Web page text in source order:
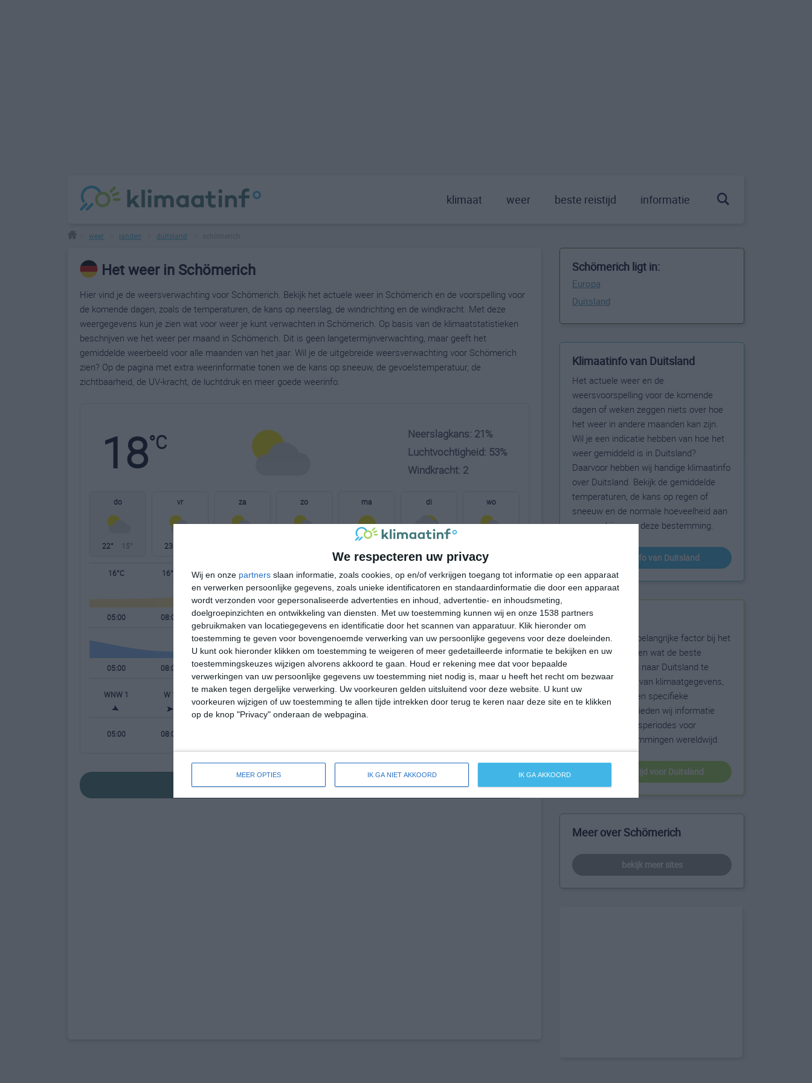
We respecteren uw privacy
Wij en onze partners slaan informatie, zoals cookies, op en/of verkrijgen toegang tot informatie op een apparaat
en verwerken persoonlijke gegevens, zoals unieke identificatoren en standaardinformatie die door een apparaat
wordt verzonden voor gepersonaliseerde advertenties en inhoud, advertentie- en inhoudsmeting,
doelgroepinzichten en ontwikkeling van diensten.
Met uw toestemming kunnen wij en onze 1538 partners
gebruikmaken van locatiegegevens en identificatie door het scannen van apparatuur. Klik hieronder om
toestemming te geven voor bovengenoemde verwerking van uw persoonlijke gegevens voor deze doeleinden.
U kunt ook hieronder klikken om toestemming te weigeren of meer gedetailleerde informatie te bekijken en uw
toestemmingskeuzes wijzigen alvorens akkoord te gaan.
Houd er rekening mee dat voor bepaalde
verwerkingen van uw persoonlijke gegevens uw toestemming niet nodig is, maar u heeft het recht om bezwaar
te maken tegen dergelijke verwerking. Uw voorkeuren gelden uitsluitend voor deze website. U kunt uw
voorkeuren wijzigen of uw toestemming te allen tijde intrekken door terug te keren naar deze site en te klikken
op de knop "Privacy" onderaan de webpagina.
MEER OPTIES IK GA NIET AKKOORD IK GA AKKOORD
klimaat weer beste reistijd informatie
weer landen duitsland
Het weer in Schömerich
Hier vind je de weersverwachting voor Schömerich. Bekijk het actuele weer in Schömerich en de voorspelling voor
de komende dagen, zoals de temperaturen, de kans op neerslag, de windrichting en de windkracht. Met deze
weergegevens kun je zien wat voor weer je kunt verwachten in Schömerich. Op basis van de klimaatstatistieken
beschrijven we het weer per maand in Schömerich. Dit is geen langetermijnverwachting, maar geeft het
gemiddelde weerbeeld voor alle maanden van het jaar. Wil je de uitgebreide weersverwachting voor Schömerich
zien? Op de pagina met extra weerinformatie tonen we de kans op sneeuw, de gevoelstemperatuur, de
zichtbaarheid, de UV-kracht, de luchtdruk en meer goede weerinfo.
18°C
Neerslagkans: 21%
Luchtvochtigheid: 53%
Windkracht: 2
do
22° 15°
vr
23°
za zo ma di wo
16°C 16°C 19°C 21°C 22°C 20°C 15°C 13°C
05:00 08:00 11:00 14:00 17:00 20:00 23:00 02:00
05:00 08:00 11:00 14:00 17:00 20:00 23:00 02:00
WNW 1 W 1 W 2 W 3 WNW 3 NW 2 NNO 1 NNO 2
05:00 08:00
bekijk de uitgebreide weersverwachting voor Schömerich
Schömerich ligt in:
Europa
Duitsland
Klimaatinfo van Duitsland
Het actuele weer en de
weersvoorspelling voor de komende
dagen of weken zeggen niets over hoe
het weer in andere maanden kan zijn.
Wil je een indicatie hebben van hoe het
weer gemiddeld is in Duitsland?
Daarvoor hebben wij handige klimaatinfo
over Duitsland. Bekijk de gemiddelde
temperaturen, de kans op regen of
sneeuw en de normale hoeveelheid aan
zonneschijn voor deze bestemming.
klimaatinfo van Duitsland
Beste reistijd
Het weer is een belangrijke factor bij het
reizen. Wil je weten wat de beste
maanden zijn om naar Duitsland te
reizen? Op basis van klimaatgegevens,
weersextremen en specifieke
weerinformatie bieden wij informatie
over de beste reisperiodes voor
duizenden bestemmingen wereldwijd.
beste reistijd voor Duitsland
Meer over Schömerich
bekijk meer sites